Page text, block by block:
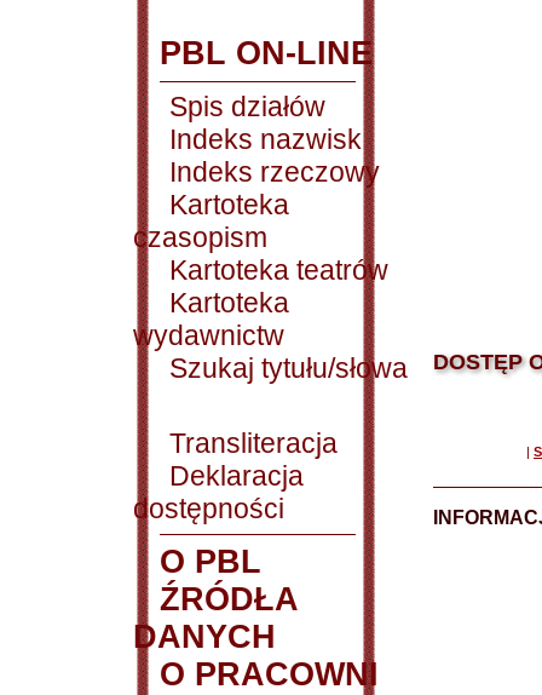
PBL ON-LINE
Spis działów
Indeks nazwisk
Indeks rzeczowy
Kartoteka
czasopism
Kartoteka teatrów
Kartoteka
wydawnictw
Szukaj tytułu/słowa
Transliteracja
Deklaracja
dostępności
O PBL
ŹRÓDŁA
DANYCH
O PRACOWNI
DOSTĘP
|